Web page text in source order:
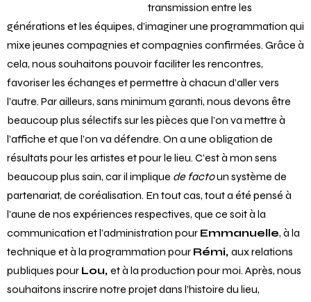
transmission entre les
générations et les équipes, d’imaginer une programmation qui
mixe jeunes compagnies et compagnies confirmées. Grâce à
cela, nous souhaitons pouvoir faciliter les rencontres,
favoriser les échanges et permettre à chacun d’aller vers
l’autre. Par ailleurs, sans minimum garanti, nous devons être
beaucoup plus sélectifs sur les pièces que l’on va mettre à
l’affiche et que l’on va défendre. On a une obligation de
résultats pour les artistes et pour le lieu. C’est à mon sens
beaucoup plus sain, car il implique de factoun système de
partenariat, de coréalisation. En tout cas, tout a été pensé à
l’aune de nos expériences respectives, que ce soit à la
communication et l’administration pour Emmanuelle, à la
technique et à la programmation pour Rémi, aux relations
publiques pour Lou, et à la production pour moi. Après, nous
souhaitons inscrire notre projet dans l’histoire du lieu,